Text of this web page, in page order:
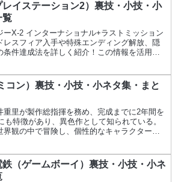
レイステーション2）裏技・小技・小
覧
ーX-2 インターナショナル+ラストミッション
レスフィア入手や特殊エンディング解放、隠
件達成法を詳しく紹介！この情報を活用し
コン）裏技・小技・小ネタ集・まと
重里が製作総指揮を務め、完成までに2年間を
も特徴があり、異色作として知られている。
観の中で冒険し、個性的なキャラクターた
（ゲームボーイ）裏技・小技・小ネ